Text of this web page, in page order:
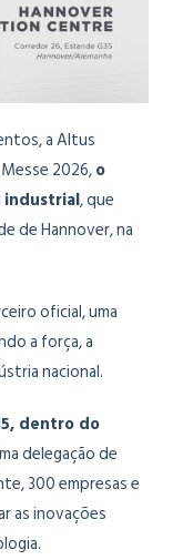
a Altus
2026,o
industrial, que
de Hannover, na
oficial, uma
a força, a
nacional.
dentro do
delegação de
300 empresas e
as inovações